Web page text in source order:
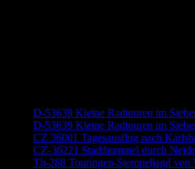
D-53639 Kleine Radtouren im
D-53639 Kleine Radtouren im
CZ 36001 Tagesausflug nach
CZ-36221 Stadtbummel durch
Th-288 Touringen-Stempeljagd von